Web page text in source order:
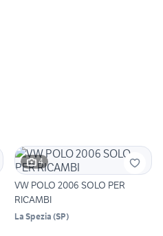
4
VW POLO 2006 SOLO PER
RICAMBI
La Spezia (SP)